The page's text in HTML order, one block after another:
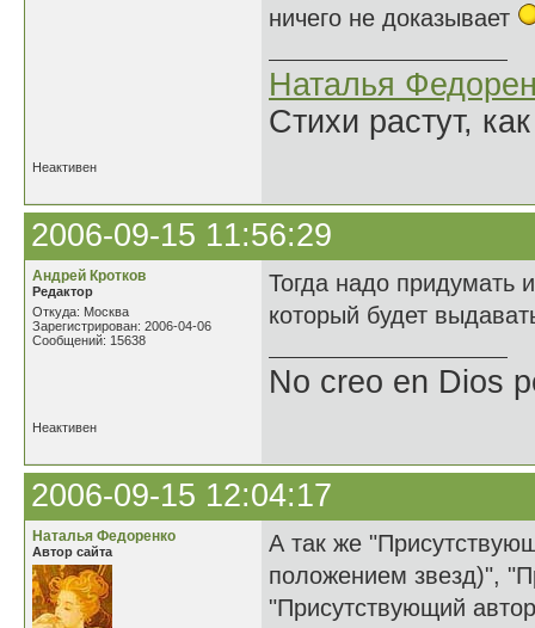
ничего не доказывает
Наталья
Стихи растут,
Неактивен
2006-09-15 11:56:29
Андрей Кротков
Редактор
Откуда: Москва
Зарегистрирован: 2006-04-06
Сообщений: 15638
Тогда надо придумать
который будет
No creo en Dios
Неактивен
2006-09-15 12:04:17
Наталья Федоренко
Автор сайта
А так же
положением звезд)",
"Присутствующий